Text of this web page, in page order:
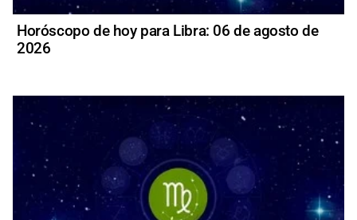
Horóscopo de hoy para Libra: 06 de agosto de
2026